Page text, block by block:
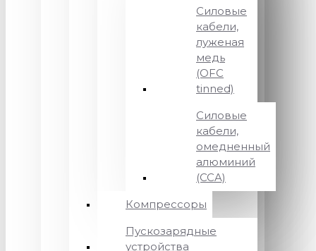
Силовые
кабели,
луженая
медь
(OFC
tinned)
Силовые
кабели,
омедненный
алюминий
(CCA)
Компрессоры
Пускозарядные
устройства